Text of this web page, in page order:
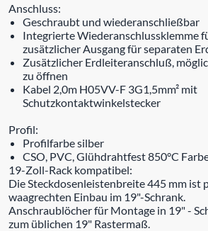
Anschluss:
Geschraubt und wiederanschließbar
Integrierte Wiederanschlussklemme
zusätzlicher Ausgang für separaten
Zusätzlicher Erdleiteranschluß,
zu öffnen
Kabel 2,0m H05VV-F 3G1,5mm² mit
Schutzkontaktwinkelstecker
Profil:
Profilfarbe silber
CSO, PVC, Glühdrahtfest 850°C
19-Zoll-Rack kompatibel:
Die Steckdosenleistenbreite 445 mm ist
waagrechten Einbau im 19"-Schrank.
Anschraublöcher für Montage in 19" -
zum üblichen 19" Rastermaß.